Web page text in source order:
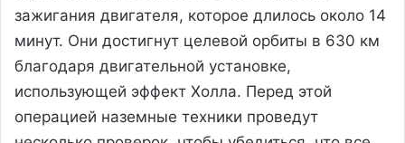
зажигания двигателя, которое длилось около 14
минут. Они достигнут целевой орбиты в 630 км
благодаря двигательной установке,
использующей эффект Холла. Перед этой
операцией наземные техники проведут